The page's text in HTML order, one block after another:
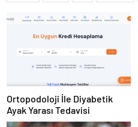
Ortopodoloji İle Diyabetik
Ayak Yarası Tedavisi